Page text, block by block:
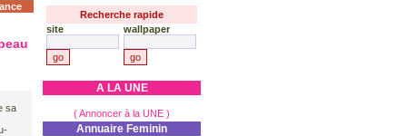
sa
Recherche rapide
site
wallpaper
A LA UNE
( Annoncer à la UNE )
Annuaire Feminin